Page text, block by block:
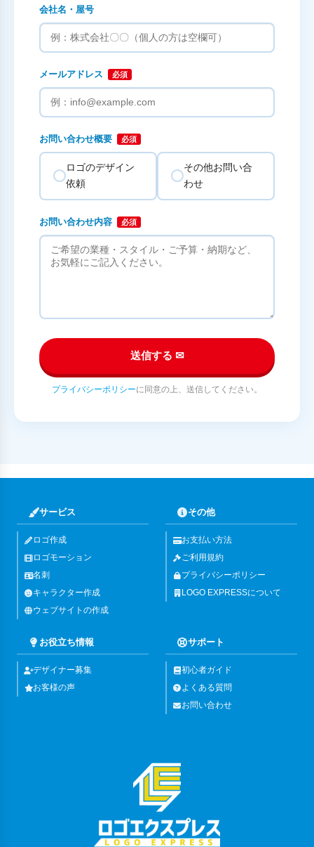
会社名・屋号
メールアドレス 必須
お問い合わせ概要 必須
ロゴのデザイン
依頼
その他お問い合
わせ
お問い合わせ内容 必須
送信する ✉
プライバシーポリシーに同意の上、送信してください。
サービス
ロゴ作成
ロゴモーション
名刺
キャラクター作成
ウェブサイトの作成
その他
お支払い方法
ご利用規約
プライバシーポリシー
LOGO EXPRESSについて
お役立ち情報
デザイナー募集
お客様の声
サポート
初心者ガイド
よくある質問
お問い合わせ